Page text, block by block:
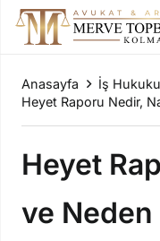
Anasayfa
İş Hukuku
Heyet Raporu Nedir,
Heyet
ve Neden